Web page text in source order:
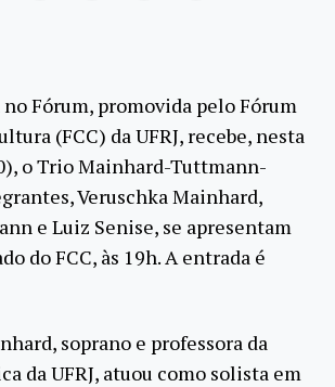
Fórum, promovida pelo Fórum
(FCC) da UFRJ, recebe, nesta
o Trio Mainhard-Tuttmann-
Veruschka Mainhard,
e Luiz Senise, se apresentam
do FCC, às 19h. A entrada é
soprano e professora da
da UFRJ, atuou como solista em